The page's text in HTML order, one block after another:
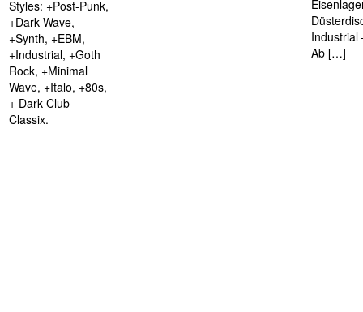
Styles: +Post-Punk,
+Dark Wave,
+Synth, +EBM,
+Industrial, +Goth
Rock, +Minimal
Wave, +Italo, +80s,
+ Dark Club
Classix.
Industrial
Ab […]